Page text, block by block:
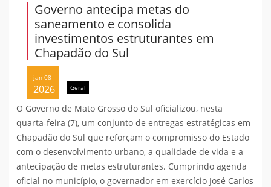
Governo antecipa metas do
saneamento e consolida
investimentos estruturantes em
Chapadão do Sul
jan 08
2026 Geral
O Governo de Mato Grosso do Sul oficializou, nesta
quarta-feira (7), um conjunto de entregas estratégicas em
Chapadão do Sul que reforçam o compromisso do Estado
com o desenvolvimento urbano, a qualidade de vida e a
antecipação de metas estruturantes. Cumprindo agenda
oficial no município, o governador em exercício José Carlos